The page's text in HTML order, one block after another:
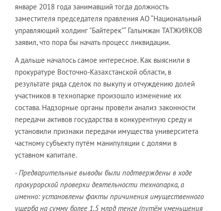
январе 2018 года занимавший тогда должность
заместителя председателя правления АО “Национальный
управляющий холдинг "Байтерек"“ Галымжан ТАТЖИЯКОВ
заявил, что пора бы начать процесс ликвидации.
А дальше началось самое интересное. Как выяснили в
прокуратуре Восточно-Казахстанской области, в
результате ряда сделок по выкупу и отчуждению долей
участников в технопарке произошло изменение их
состава. Надзорные органы провели анализ законности
передачи активов государства в конкурентную среду и
установили признаки передачи имущества университета
частному субъекту путём манипуляции с долями в
уставном капитале.
-Предварительные выводы были подтверждены в ходе
прокурорской проверки деятельности технопарка, а
именно: установлены факты причинения имущественного
ущерба на сумму более 1,5 млрд тенге (путём уменьшения